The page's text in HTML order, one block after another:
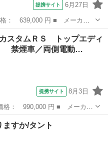
提携サイト 6月27日
グレード名： カスタムＲ
ターボ ＥＴＣ 両側電動ス
スタムＲＳ トップエディ
禁煙車／両側電動…
提携サイト 8月3日
グレード名： カスタムＲ
車／両側電動ドア／スマー
すか/タント